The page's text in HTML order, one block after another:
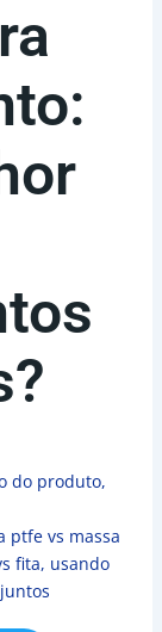
do produto,
ptfe vs massa
fita, usando